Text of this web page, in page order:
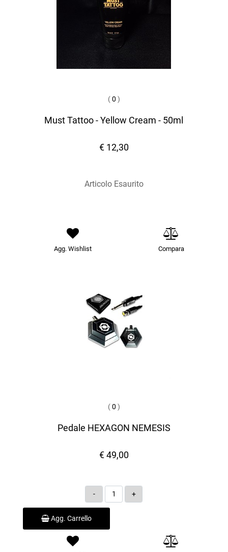
(0 )
Must Tattoo - Yellow Cream - 50ml
€ 12,30
Articolo Esaurito
Agg. Wishlist Compara
(0 )
Pedale HEXAGON NEMESIS
€ 49,00
Quantità
Agg. Carrello